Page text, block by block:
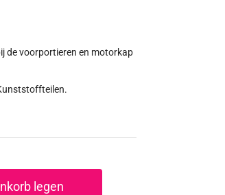
de voorportieren en motorkap
legen